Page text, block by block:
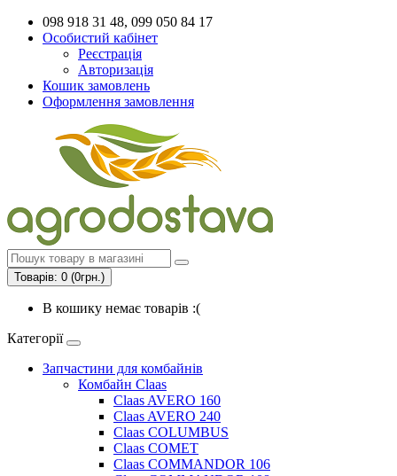
098 918 31 48, 099 050 84 17
Особистий кабінет
Реєстрація
Авторизація
Кошик замовлень
Оформлення замовлення
Товарів: 0 (0грн.)
В кошику немає товарів :(
Категорії
Запчастини для комбайнів
Комбайн Claas
Claas AVERO 160
Claas AVERO 240
Claas COLUMBUS
Claas COMET
Claas COMMANDOR 106